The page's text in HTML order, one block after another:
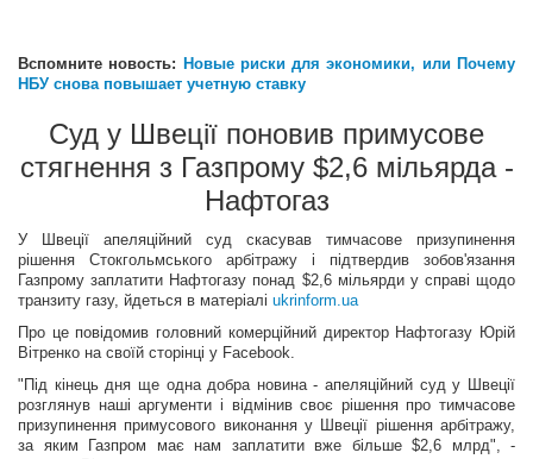
Вспомните новость: Новые риски для экономики, или Почему
НБУ снова повышает учетную ставку
Суд у Швеції поновив примусове
стягнення з Газпрому $2,6 мільярда -
Нафтогаз
У Швеції апеляційний суд скасував тимчасове призупинення
рішення Стокгольмського арбітражу і підтвердив зобов'язання
Газпрому заплатити Нафтогазу понад $2,6 мільярди у справі щодо
транзиту газу, йдеться в матеріалі ukrinform.ua
Про це повідомив головний комерційний директор Нафтогазу Юрій
Вітренко на своїй сторінці у Facebook.
"Під кінець дня ще одна добра новина - апеляційний суд у Швеції
розглянув наші аргументи і відмінив своє рішення про тимчасове
призупинення примусового виконання у Швеції рішення арбітражу,
за яким Газпром має нам заплатити вже більше $2,6 млрд", -